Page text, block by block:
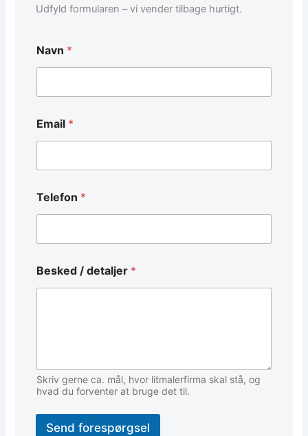
Udfyld formularen – vi vender tilbage hurtigt.
Navn *
Email *
Telefon *
B
e
Besked / detaljer *
Skriv gerne ca. mål, hvor litmalerfirma skal stå, og
hvad du forventer at bruge det til.
Send forespørgsel